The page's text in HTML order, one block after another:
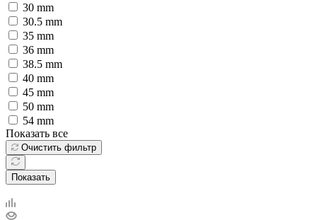
30 mm
30.5 mm
35 mm
36 mm
38.5 mm
40 mm
45 mm
50 mm
54 mm
Показать все
Очистить фильтр
Показать